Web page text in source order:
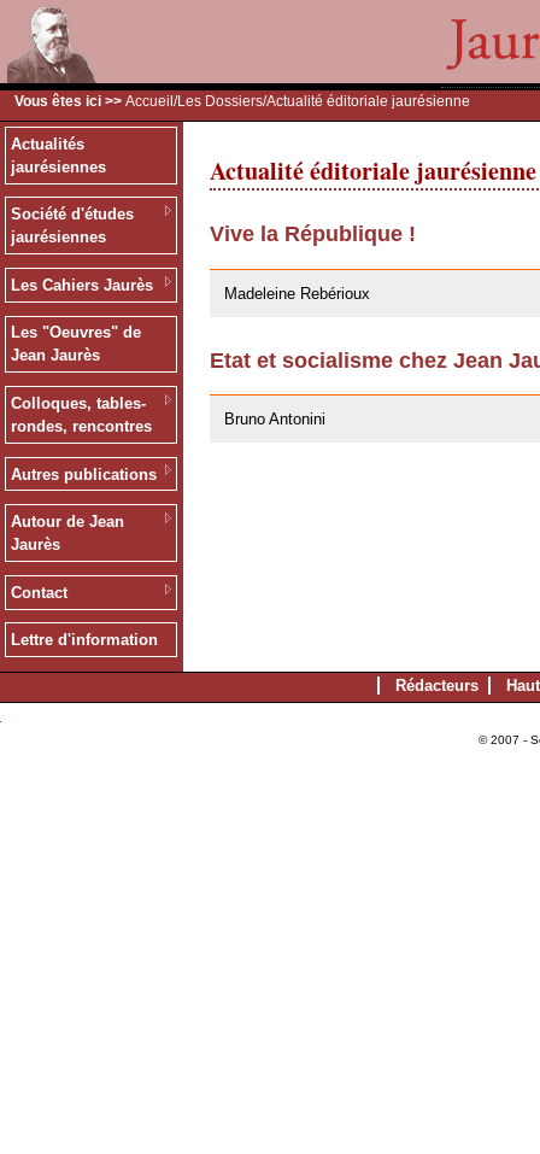
Vous êtes ici >> Accueil /Les Dossiers/Actualité éditoriale jaurésienne
Actualités
jaurésiennes
Société d'études
jaurésiennes
Les Cahiers Jaurès
Les "Oeuvres" de
Jean Jaurès
Colloques, tables-
rondes, rencontres
Autres publications
Autour de Jean
Jaurès
Contact
Lettre d'information
Actualité éditoriale jaurésienne
Vive la République !
Madeleine Rebérioux
Etat et socialisme chez Jean
Bruno Antonini
Rédacteurs
© 2007 -